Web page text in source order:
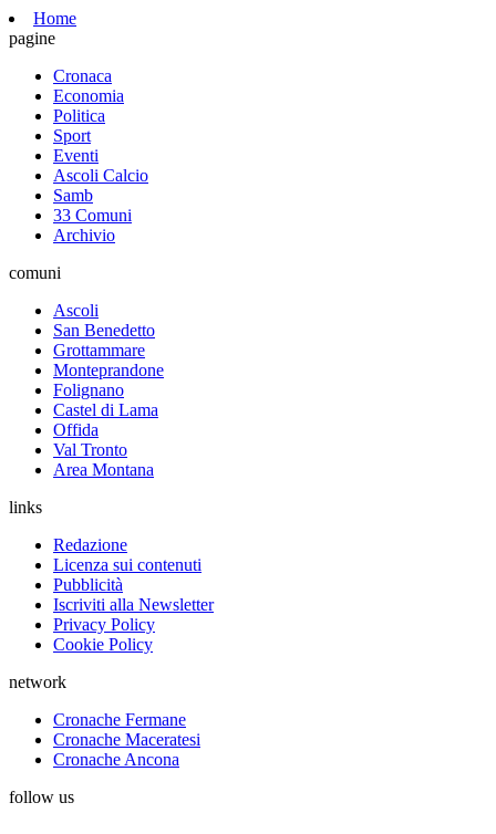
Home
pagine
Cronaca
Economia
Politica
Sport
Eventi
Ascoli Calcio
Samb
33 Comuni
Archivio
comuni
Ascoli
San Benedetto
Grottammare
Monteprandone
Folignano
Castel di Lama
Offida
Val Tronto
Area Montana
links
Redazione
Licenza sui contenuti
Pubblicità
Iscriviti alla Newsletter
Privacy Policy
Cookie Policy
network
Cronache Fermane
Cronache Maceratesi
Cronache Ancona
follow us